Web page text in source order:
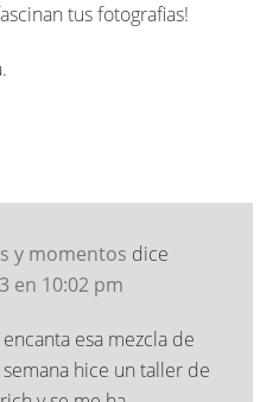
tus fotografias!
y momentos dice
en 10:02 pm
esa mezcla de
hice un taller de